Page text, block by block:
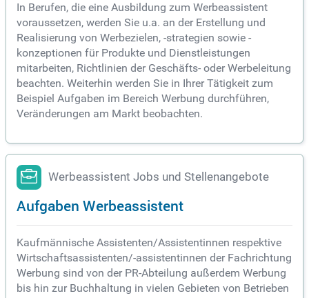
In Berufen, die eine Ausbildung zum Werbeassistent
voraussetzen, werden Sie u.a. an der Erstellung und
Realisierung von Werbezielen, -strategien sowie -
konzeptionen für Produkte und Dienstleistungen
mitarbeiten, Richtlinien der Geschäfts- oder Werbeleitung
beachten. Weiterhin werden Sie in Ihrer Tätigkeit zum
Beispiel Aufgaben im Bereich Werbung durchführen,
Veränderungen am Markt beobachten.
Werbeassistent Jobs und Stellenangebote
Aufgaben Werbeassistent
Kaufmännische Assistenten/Assistentinnen respektive
Wirtschaftsassistenten/-assistentinnen der Fachrichtung
Werbung sind von der PR-Abteilung außerdem Werbung
bis hin zur Buchhaltung in vielen Gebieten von Betrieben